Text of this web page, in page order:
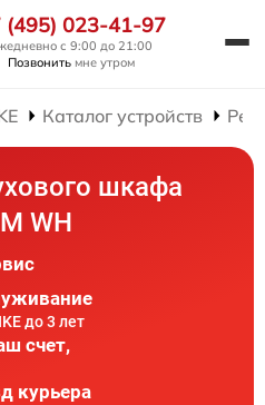
(495) 023-41-97
с 9:00 до 21:00
Позвонить мне утром
Каталог устройств
шкафа
WH
до 3 лет
счет,
курьера